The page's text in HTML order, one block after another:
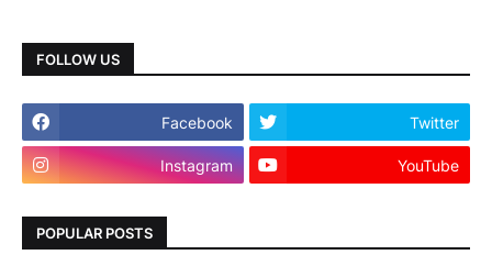
FOLLOW US
Facebook Twitter
Instagram YouTube
POPULAR POSTS